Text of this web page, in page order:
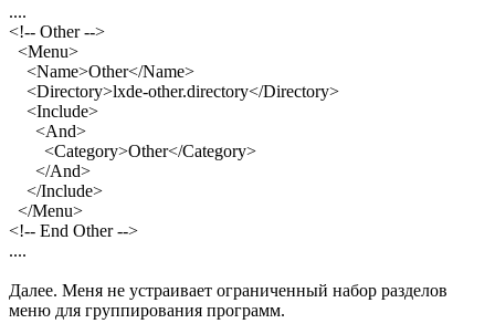
....
<!-- Other -->
<Menu>
<Name>Other</Name>
<Directory>lxde-other.directory</Directory>
<Include>
<And>
<Category>Other</Category>
</And>
</Include>
</Menu>
<!-- End Other -->
....
Далее. Меня не устраивает ограниченный набор разделов
меню для группирования программ.